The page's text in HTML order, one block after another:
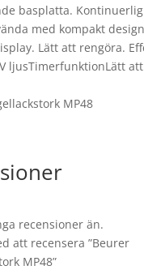
basplatta.
med kompakt
Lätt att rengöra.
ljusTimerfunktionLätt att
MP48
recensioner än.
att recensera ”Beurer
MP48”